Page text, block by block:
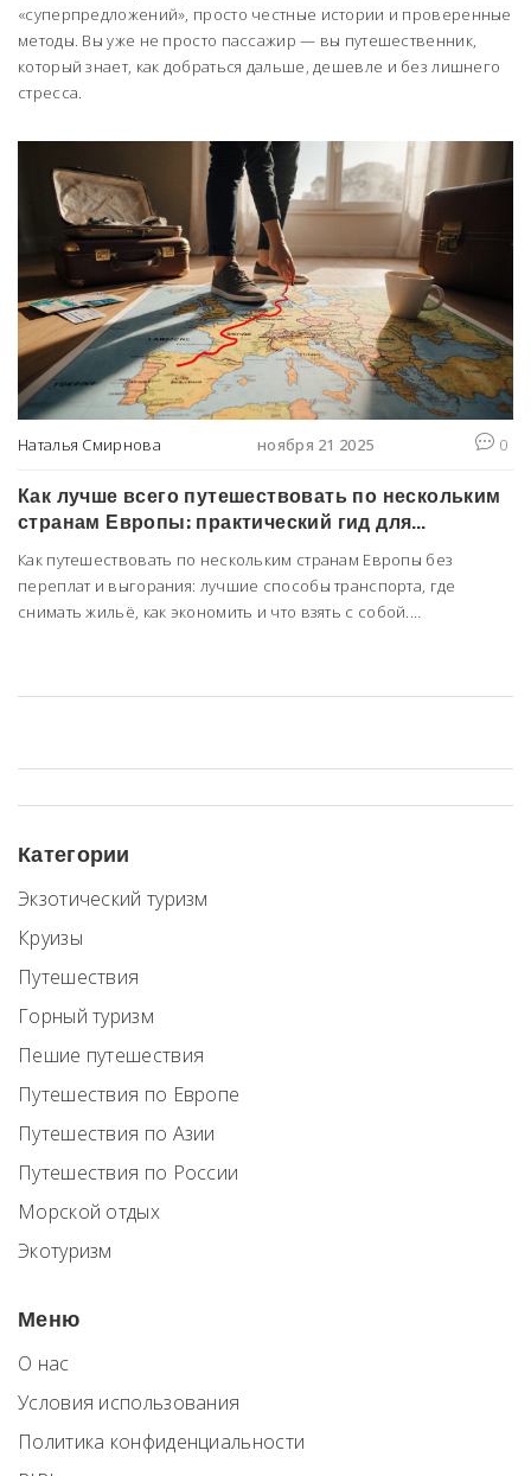
«суперпредложений», просто честные истории и проверенные
методы. Вы уже не просто пассажир — вы путешественник,
который знает, как добраться дальше, дешевле и без лишнего
стресса.
Наталья Смирнова ноября 21 2025 0
Как лучше всего путешествовать по нескольким
странам Европы: практический гид для
экономии и комфорта
Как путешествовать по нескольким странам Европы без
переплат и выгорания: лучшие способы транспорта, где
снимать жильё, как экономить и что взять с собой.
Категории
Экзотический туризм
Круизы
Путешествия
Горный туризм
Пешие путешествия
Путешествия по Европе
Путешествия по Азии
Путешествия по России
Морской отдых
Экотуризм
Меню
О нас
Условия использования
Политика конфиденциальности